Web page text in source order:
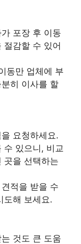
포장 후 이동
절감할 수 있어
동만 업체에 부
히 이사를 할
요청하세요.
수 있으니, 비교
곳을 선택하는
적을 받을 수
도해 보세요.
것도 큰 도움